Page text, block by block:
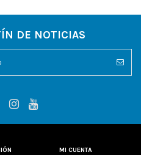
DE NOTICIAS
MI CUENTA